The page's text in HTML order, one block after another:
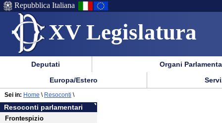
XV Legislatura
alla
navigazione
di
navigazione
principale
Repubblica Italiana
navigazione
principale
di
sezione
Deputati
Organi
Europa/Estero
Vai
al
contenuto
Resoconti parlamentari
Frontespizio
Sei in: Home \ Resoconti \